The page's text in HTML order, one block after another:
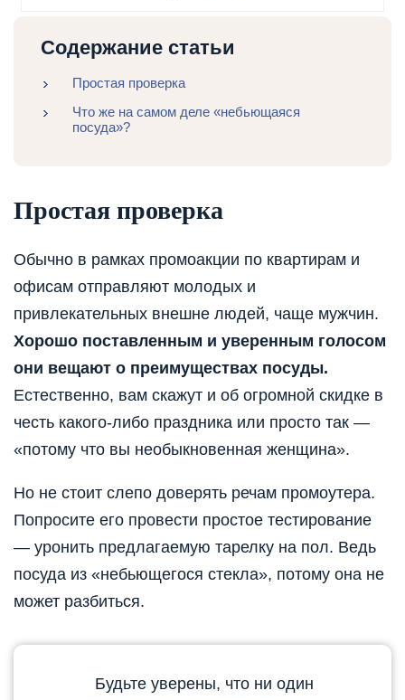
Содержание статьи
Простая проверка
Что же на самом деле «небьющаяся
посуда»?
Простая проверка
Обычно в рамках промоакции по квартирам и
офисам отправляют молодых и
привлекательных внешне людей, чаще мужчин.
Хорошо поставленным и уверенным голосом
они вещают о преимуществах посуды.
Естественно, вам скажут и об огромной скидке в
честь какого-либо праздника или просто так —
«потому что вы необыкновенная женщина».
Но не стоит слепо доверять речам промоутера.
Попросите его провести простое тестирование
— уронить предлагаемую тарелку на пол. Ведь
посуда из «небьющегося стекла», потому она не
может разбиться.
Будьте уверены, что ни один